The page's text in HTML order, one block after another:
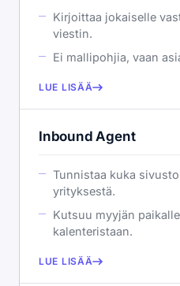
Kirjoittaa jokaiselle
viestin.
Ei mallipohjia, vaan
LUE LISÄÄ
Inbound Agent
Tunnistaa kuka
yrityksestä.
Kutsuu myyjän
kalenteristaan.
LUE LISÄÄ